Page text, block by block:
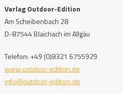
Verlag Outdoor-Edition
Am Scheibenbach 28
D-87544 Blaichach im Allgäu
Telefon: +49 (0)8321 6755929
www.outdoor-edition.de
info@outdoor-edition.de